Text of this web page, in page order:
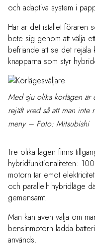
och adaptiva system i
Här är det istället föraren
bete sig genom att välja
befriande att se det
knapparna som styr
Med sju olika körlägen är
rejält vred så att man inte
meny – Foto: Mitsubishi
Tre olika lägen finns
hybridfunktionaliteten:
motorn tar emot
och parallellt hybridläge
gemensamt.
Man kan även välja om
bensinmotorn ladda
används.